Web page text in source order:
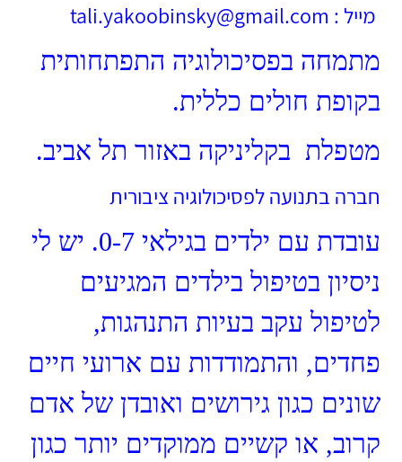
מייל : tali.yakoobinsky@gmail.com
מתמחה בפסיכולוגיה התפתחותית
בקופת חולים כללית.
מטפלת בקליניקה באזור תל אביב.
חברה בתנועה לפסיכולוגיה ציבורית
עובדת עם ילדים בגילאי 0-7. יש לי
ניסיון בטיפול בילדים המגיעים
לטיפול עקב בעיות התנהגות,
פחדים, והתמודדות עם ארועי חיים
שונים כגון גירושים ואובדן של אדם
קרוב, או קשיים ממוקדים יותר כגון